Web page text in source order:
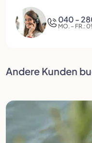
Zur vorherigen
040 -
MO. – FR.:
Andere Kunden
Reise öffnen